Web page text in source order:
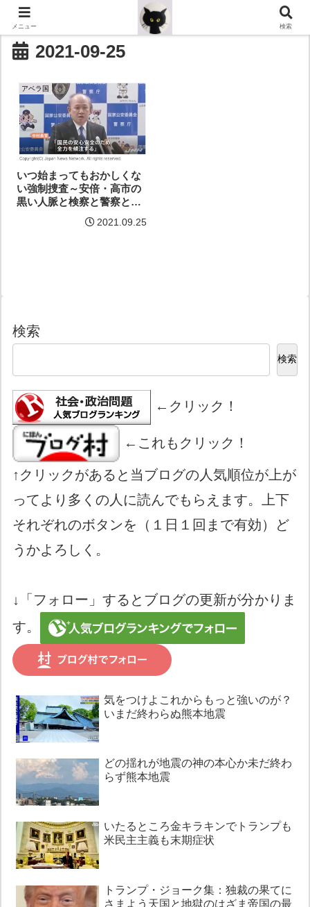
2021-09-25
アベラ国
いつ始まってもおかしくな
い強制捜査～安倍・高市の
黒い人脈と検察と警察と総
2021.09.25
検索
検索
←クリック！
←これもクリック！
↑クリックがあると当ブログの人気順位が上が
ってより多くの人に読んでもらえます。上下
それぞれのボタンを（１日１回まで有効）ど
うかよろしく。
↓「フォロー」するとブログの更新が分かりま
す。
気をつけよこれからもっと強いのが？
いまだ終わらぬ熊本地震
どの揺れが地震の神の本心か未だ終わ
らず熊本地震
いたるところ金キラキンでトランプも
米民主主義も末期症状
トランプ・ジョーク集：独裁の果てに
さまよう天国と地獄のはざま帝国の最
メニュー 検索